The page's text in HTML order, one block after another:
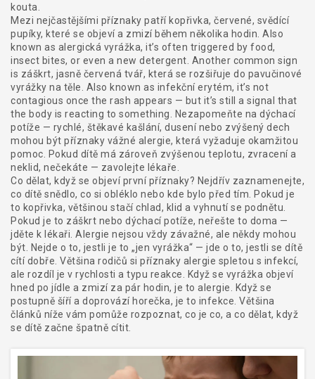
kouta.
Mezi nejčastějšími příznaky patří kopřivka, červené, svědící
pupíky, které se objeví a zmizí během několika hodin . Also
known as alergická vyrážka, it’s often triggered by food,
insect bites, or even a new detergent. Another common sign
is záškrt, jasně červená tvář, která se rozšiřuje do pavučinové
vyrážky na těle . Also known as infekční erytém, it’s not
contagious once the rash appears — but it’s still a signal that
the body is reacting to something.
Nezapomeňte na dýchací
potíže — rychlé, štěkavé kašlání, dusení nebo zvýšený dech
mohou být příznaky vážné alergie, která vyžaduje okamžitou
pomoc. Pokud dítě má zároveň zvýšenou teplotu, zvracení a
neklid, nečekáte — zavolejte lékaře.
Co dělat, když se objeví první příznaky? Nejdřív zaznamenejte,
co dítě snědlo, co si obléklo nebo kde bylo před tím. Pokud je
to kopřivka, většinou stačí chlad, klid a vyhnutí se podnětu.
Pokud je to záškrt nebo dýchací potíže, neřešte to doma —
jděte k lékaři. Alergie nejsou vždy závažné, ale někdy mohou
být. Nejde o to, jestli je to „jen vyrážka“ — jde o to, jestli se dítě
cítí dobře. Většina rodičů si příznaky alergie spletou s infekcí,
ale rozdíl je v rychlosti a typu reakce. Když se vyrážka objeví
hned po jídle a zmizí za pár hodin, je to alergie. Když se
postupně šíří a doprovází horečka, je to infekce. Většina
článků níže vám pomůže rozpoznat, co je co, a co dělat, když
se dítě začne špatně cítit.